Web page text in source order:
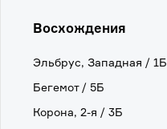
Восхождения
Эльбрус, Западная / 1Б
Бегемот / 5Б
Корона, 2-я / 3Б